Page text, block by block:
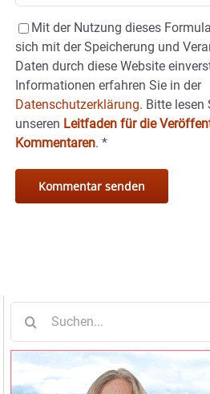
Mit der Nutzung dieses
sich mit der Speicherung und
Daten durch diese Website
Informationen erfahren Sie in der
Datenschutzerklärung. Bitte lesen
unseren Leitfaden für die
Kommentaren. *
nach: